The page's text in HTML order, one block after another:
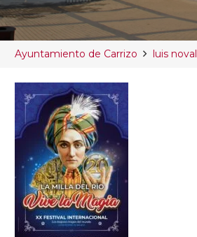
Ayuntamiento de Carrizo luis noval